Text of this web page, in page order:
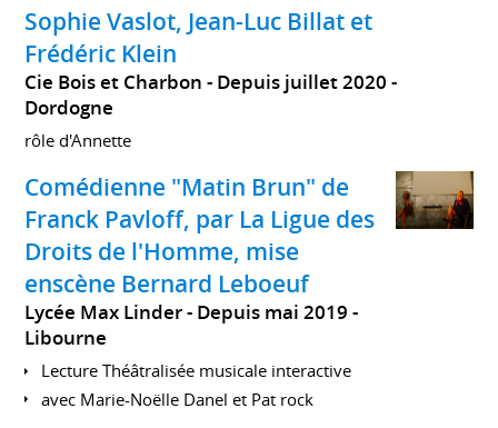
Sophie Vaslot, Jean-Luc Billat et
Frédéric Klein
Cie Bois et Charbon
Depuis juillet 2020
Dordogne
rôle d'Annette
Comédienne "Matin Brun" de
Franck Pavloff, par La Ligue des
Droits de l'Homme, mise
enscène Bernard Leboeuf
Lycée Max Linder
Depuis mai 2019
Libourne
Lecture Théâtralisée musicale interactive
avec Marie-Noëlle Danel et Pat rock